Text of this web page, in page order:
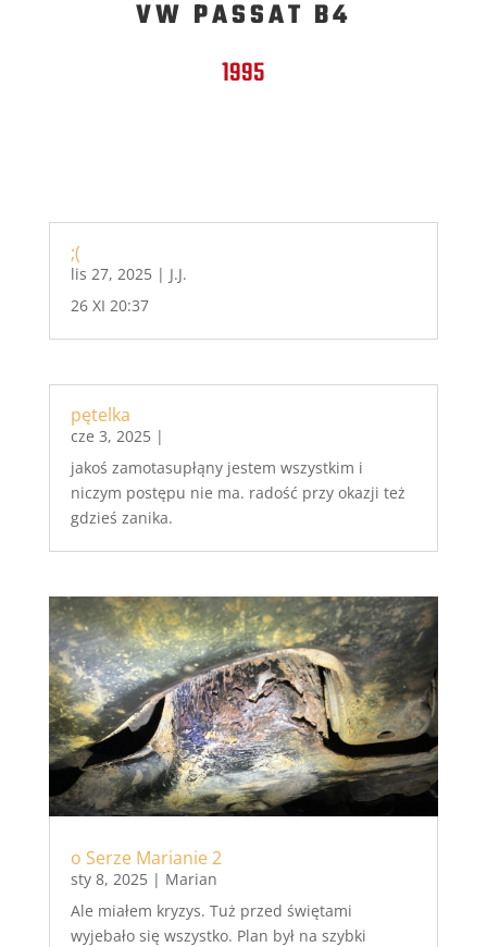
VW PASSAT B4
1995
;(
lis 27, 2025| J.J.
26 XI 20:37
pętelka
cze 3, 2025|
jakoś zamotasupłąny jestem wszystkim i
niczym postępu nie ma. radość przy okazji też
gdzieś zanika.
o Serze Marianie 2
sty 8, 2025| Marian
Ale miałem kryzys. Tuż przed świętami
wyjebało się wszystko. Plan był na szybki